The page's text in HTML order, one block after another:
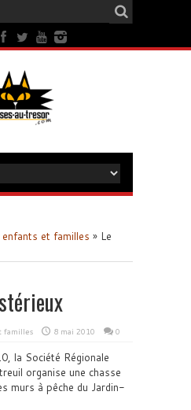
et familles » Le
familles 8 mai 2010 0
la Société Régionale
organise une chasse
murs à pêche du Jardin-